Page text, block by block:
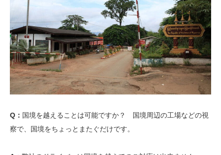
Q： 国境を越えることは可能ですか？ 国境周辺の工場などの視
察で、国境をちょっとまたぐだけです。